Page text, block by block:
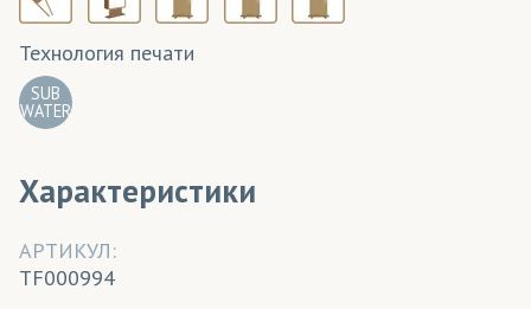
Технология печати
SUB
WATER
Характеристики
АРТИКУЛ:
TF000994